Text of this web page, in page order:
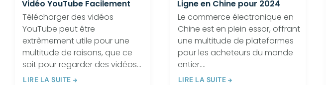
Vidéo YouTube Facilement
Télécharger des vidéos
YouTube peut être
extrêmement utile pour une
multitude de raisons, que ce
soit pour regarder des vidéos...
LIRE LA SUITE
Ligne en Chine pour 2024
Le commerce électronique en
Chine est en plein essor, offrant
une multitude de plateformes
pour les acheteurs du monde
entier....
LIRE LA SUITE